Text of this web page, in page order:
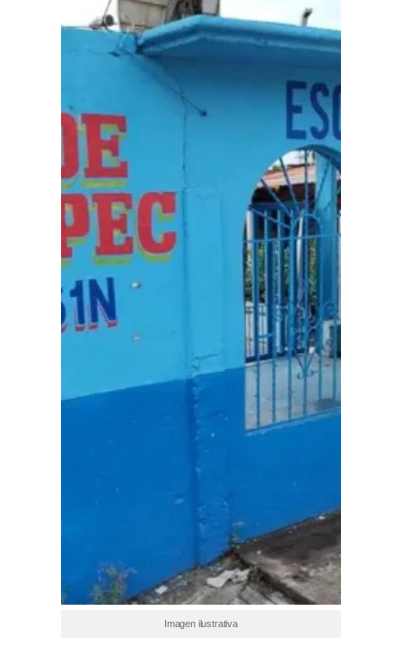
Imagen ilustrativa